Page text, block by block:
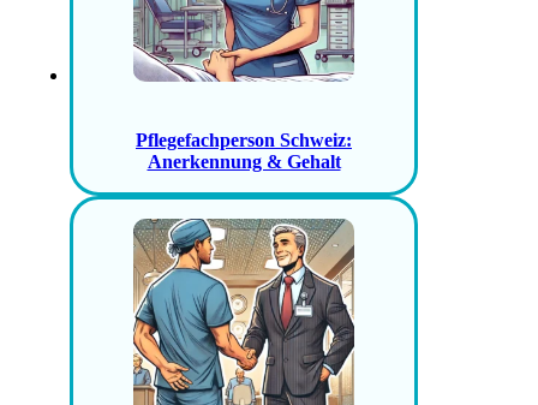
Pflegefachperson Schweiz:
Anerkennung & Gehalt